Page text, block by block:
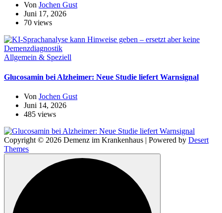
Von Jochen Gust
Juni 17, 2026
70 views
Allgemein & Speziell
Glucosamin bei Alzheimer: Neue Studie liefert Warnsignal
Von Jochen Gust
Juni 14, 2026
485 views
Copyright © 2026 Demenz im Krankenhaus | Powered by Desert
Themes